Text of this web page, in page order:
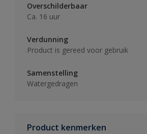
Overschilderbaar
Ca. 16 uur
Verdunning
Product is gereed voor gebruik
Samenstelling
Watergedragen
Product kenmerken